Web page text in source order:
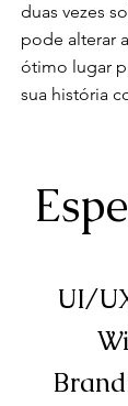
duas vezes
pode alterar
ótimo lugar
sua história
UI/